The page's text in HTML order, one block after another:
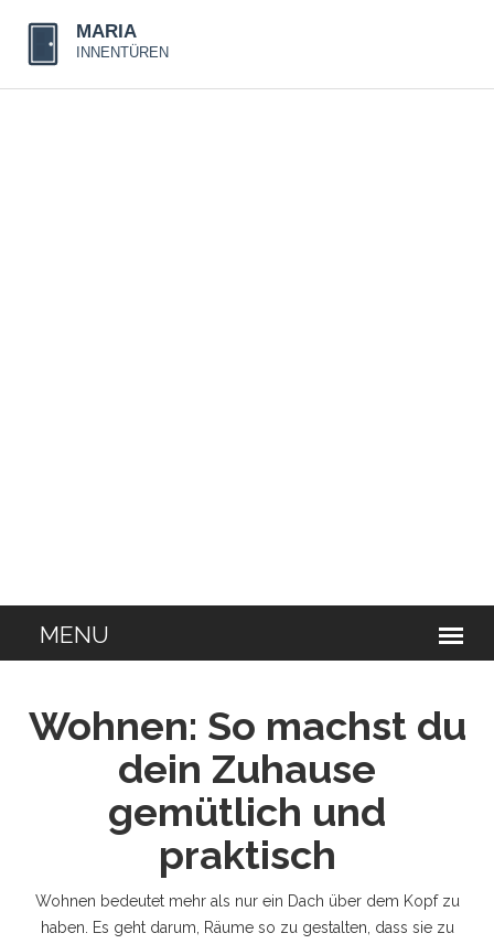
Wohnen: So machst du
dein Zuhause
gemütlich und
praktisch
Wohnen bedeutet mehr als nur ein Dach über dem Kopf zu
haben. Es geht darum, Räume so zu gestalten, dass sie zu